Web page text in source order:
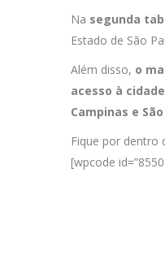
Na segunda
Estado de São
Além disso, o
acesso à
Campinas e
Fique por dentro
[wpcode